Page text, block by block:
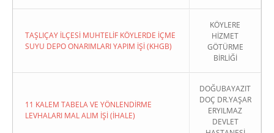
TAŞLIÇAY İLÇESİ MUHTELİF KÖYLERDE İÇME
SUYU DEPO ONARIMLARI YAPIM İŞİ (KHGB)
KÖYLERE
HİZMET
GÖTÜRME
BİRLİĞİ
11 KALEM TABELA VE YÖNLENDİRME
LEVHALARI MAL ALIM İŞİ (İHALE)
DOĞUBAYAZIT
DOÇ DR.YAŞAR
ERYILMAZ
DEVLET